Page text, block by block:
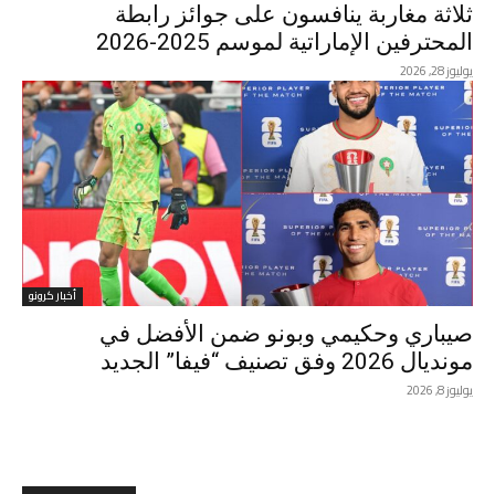
ثلاثة مغاربة ينافسون على جوائز رابطة
المحترفين الإماراتية لموسم 2025-2026
يوليوز 28, 2026
أخبار كرونو
صيباري وحكيمي وبونو ضمن الأفضل في
مونديال 2026 وفق تصنيف “فيفا” الجديد
يوليوز 8, 2026